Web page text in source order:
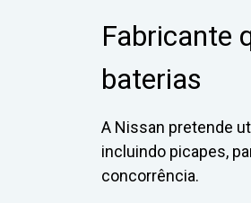
Fabricante
baterias
A Nissan pretende
incluindo picapes,
concorrência.